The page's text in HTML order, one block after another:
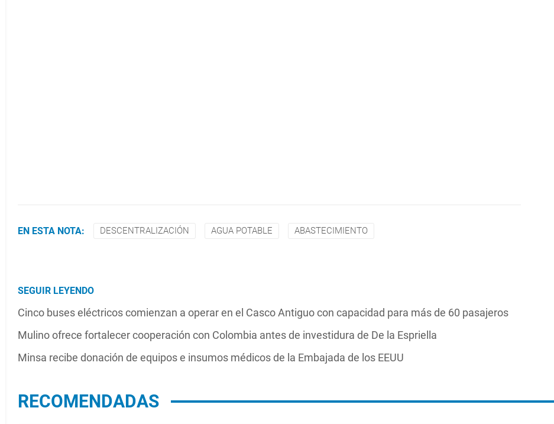
EN ESTA NOTA: DESCENTRALIZACIÓN AGUA POTABLE ABASTECIMIENTO
SEGUIR LEYENDO
Cinco buses eléctricos comienzan a operar en el Casco Antiguo con capacidad para más de 60 pasajeros
Mulino ofrece fortalecer cooperación con Colombia antes de investidura de De la Espriella
Minsa recibe donación de equipos e insumos médicos de la Embajada de los EEUU
RECOMENDADAS